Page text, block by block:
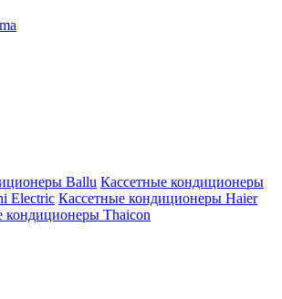
Ballu Кассетные кондиционеры
Electric Кассетные кондиционеры Haier
кондиционеры Thaicon